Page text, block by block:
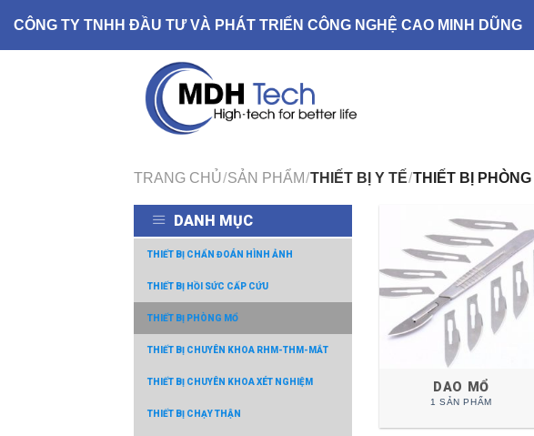
CÔNG TY TNHH ĐẦU TƯ VÀ PHÁT TRIỂN CÔNG NGHỆ CAO MINH DŨNG
TRANG CHỦ/SẢN PHẨM/THIẾT BỊ Y TẾ/THIẾT BỊ PHÒNG
DANH MỤC
THIẾT BỊ CHẨN ĐOÁN HÌNH ẢNH
THIẾT BỊ HỒI SỨC CẤP CỨU
THIẾT BỊ PHÒNG MỔ
THIẾT BỊ CHUYÊN KHOA RHM-THM-MẮT
THIẾT BỊ CHUYÊN KHOA XÉT NGHIỆM
THIẾT BỊ CHẠY THẬN
DAO MỔ
1 SẢN PHẨM